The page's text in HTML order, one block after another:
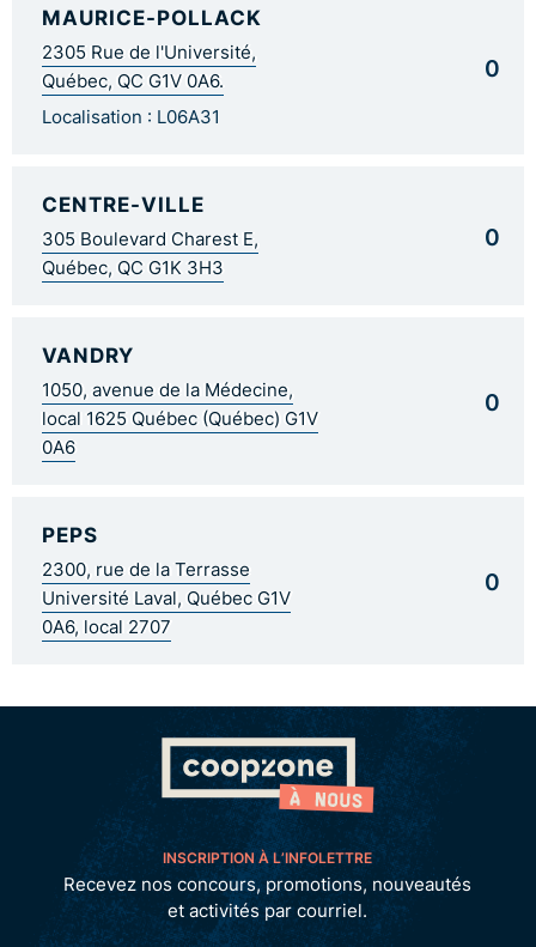
MAURICE-POLLACK
2305 Rue de l'Université,
Québec, QC G1V 0A6.
Localisation : L06A31
0
CENTRE-VILLE
305 Boulevard Charest E,
Québec, QC G1K 3H3
0
VANDRY
1050, avenue de la Médecine,
local 1625 Québec (Québec) G1V
0A6
0
PEPS
2300, rue de la Terrasse
Université Laval, Québec G1V
0A6, local 2707
0
INSCRIPTION À L’INFOLETTRE
Recevez nos concours, promotions, nouveautés
et activités par courriel.